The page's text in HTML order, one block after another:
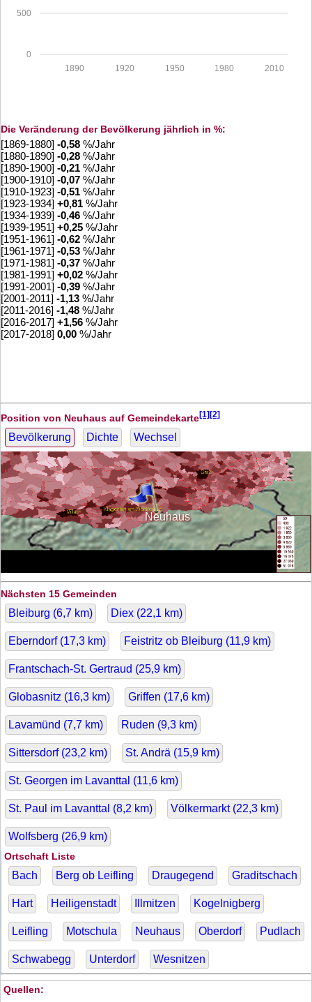
0
500
2010
1980
1950
1920
1890
Die Veränderung der Bevölkerung jährlich in %:
[1869-1880] -0,58 %/Jahr
[1880-1890] -0,28 %/Jahr
[1890-1900] -0,21 %/Jahr
[1900-1910] -0,07 %/Jahr
[1910-1923] -0,51 %/Jahr
[1923-1934] +0,81 %/Jahr
[1934-1939] -0,46 %/Jahr
[1939-1951] +0,25 %/Jahr
[1951-1961] -0,62 %/Jahr
[1961-1971] -0,53 %/Jahr
[1971-1981] -0,37 %/Jahr
[1981-1991] +0,02 %/Jahr
[1991-2001] -0,39 %/Jahr
[2001-2011] -1,13 %/Jahr
[2011-2016] -1,48 %/Jahr
[2016-2017] +1,56 %/Jahr
[2017-2018] 0,00 %/Jahr
Position von Neuhaus auf Gemeindekarte[1][2]
Bevölkerung Dichte Wechsel
Neuhaus
Nächsten 15 Gemeinden
Bleiburg (6,7 km) Diex (22,1 km)
Eberndorf (17,3 km) Feistritz ob Bleiburg (11,9 km)
Frantschach-St. Gertraud (25,9 km)
Globasnitz (16,3 km) Griffen (17,6 km)
Lavamünd (7,7 km) Ruden (9,3 km)
Sittersdorf (23,2 km) St. Andrä (15,9 km)
St. Georgen im Lavanttal (11,6 km)
St. Paul im Lavanttal (8,2 km) Völkermarkt (22,3 km)
Wolfsberg (26,9 km)
Ortschaft Liste
Bach Berg ob Leifling Draugegend Graditschach
Hart Heiligenstadt Illmitzen Kogelnigberg
Leifling Motschula Neuhaus Oberdorf Pudlach
Schwabegg Unterdorf Wesnitzen
Quellen: